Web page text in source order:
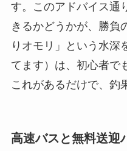
す。このアドバイス通
きるかどうかが、勝負
りオモリ」という水深
てます）は、初心者で
これがあるだけで、釣
高速バスと無料送迎